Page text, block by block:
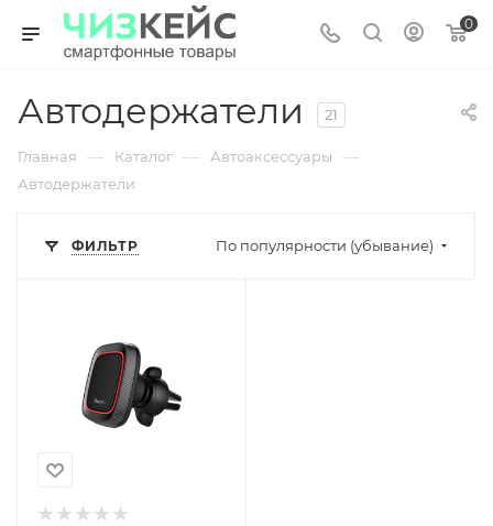
0
Автодержатели 21
Главная — Каталог — Автоаксессуары —
Автодержатели
ФИЛЬТР По популярности (убывание)